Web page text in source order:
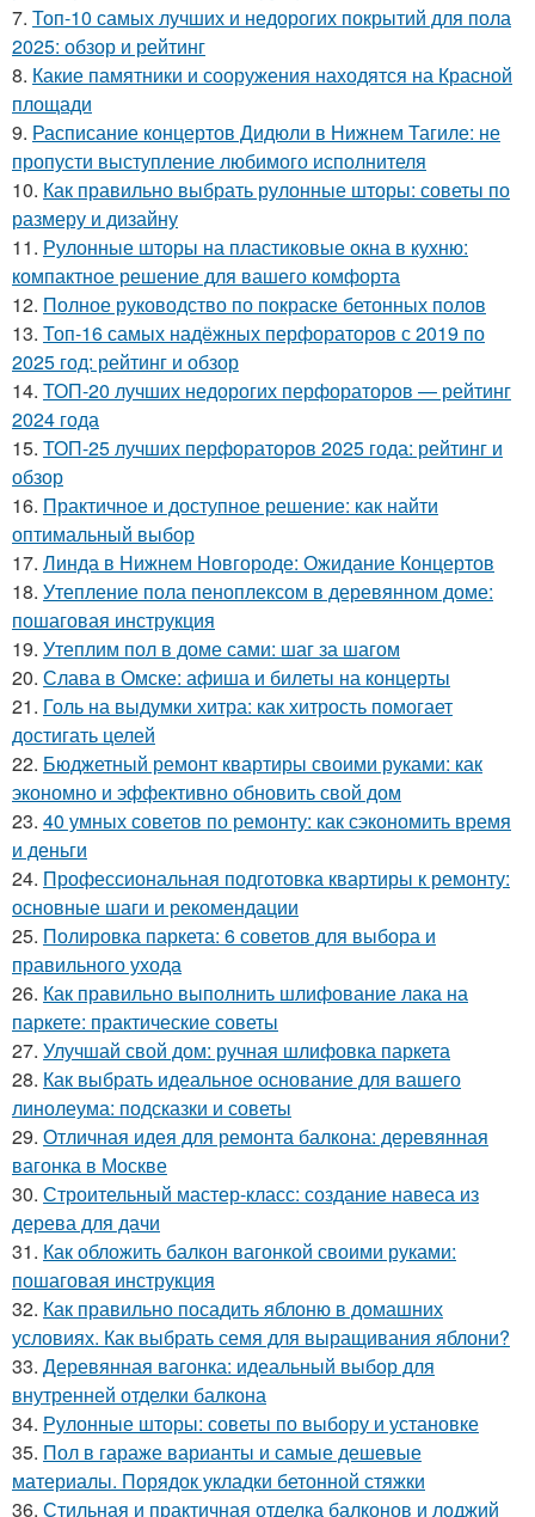
7. Топ-10 самых лучших и недорогих покрытий для пола
2025: обзор и рейтинг
8. Какие памятники и сооружения находятся на Красной
площади
9. Расписание концертов Дидюли в Нижнем Тагиле: не
пропусти выступление любимого исполнителя
10. Как правильно выбрать рулонные шторы: советы по
размеру и дизайну
11. Рулонные шторы на пластиковые окна в кухню:
компактное решение для вашего комфорта
12. Полное руководство по покраске бетонных полов
13. Топ-16 самых надёжных перфораторов с 2019 по
2025 год: рейтинг и обзор
14. ТОП-20 лучших недорогих перфораторов — рейтинг
2024 года
15. ТОП-25 лучших перфораторов 2025 года: рейтинг и
обзор
16. Практичное и доступное решение: как найти
оптимальный выбор
17. Линда в Нижнем Новгороде: Ожидание Концертов
18. Утепление пола пеноплексом в деревянном доме:
пошаговая инструкция
19. Утеплим пол в доме сами: шаг за шагом
20. Слава в Омске: афиша и билеты на концерты
21. Голь на выдумки хитра: как хитрость помогает
достигать целей
22. Бюджетный ремонт квартиры своими руками: как
экономно и эффективно обновить свой дом
23. 40 умных советов по ремонту: как сэкономить время
и деньги
24. Профессиональная подготовка квартиры к ремонту:
основные шаги и рекомендации
25. Полировка паркета: 6 советов для выбора и
правильного ухода
26. Как правильно выполнить шлифование лака на
паркете: практические советы
27. Улучшай свой дом: ручная шлифовка паркета
28. Как выбрать идеальное основание для вашего
линолеума: подсказки и советы
29. Отличная идея для ремонта балкона: деревянная
вагонка в Москве
30. Строительный мастер-класс: создание навеса из
дерева для дачи
31. Как обложить балкон вагонкой своими руками:
пошаговая инструкция
32. Как правильно посадить яблоню в домашних
условиях. Как выбрать семя для выращивания яблони?
33. Деревянная вагонка: идеальный выбор для
внутренней отделки балкона
34. Рулонные шторы: советы по выбору и установке
35. Пол в гараже варианты и самые дешевые
материалы. Порядок укладки бетонной стяжки
36. Стильная и практичная отделка балконов и лоджий